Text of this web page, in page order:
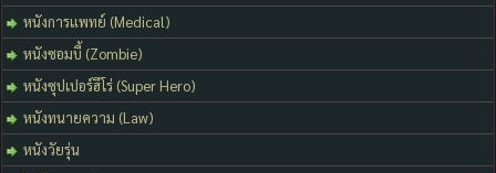
หนังการแพทย์ (Medical)
หนังซอมบี้ (Zombie)
หนังซุปเปอร์ฮีโร่ (Super Hero)
หนังทนายความ (Law)
หนังวัยรุ่น